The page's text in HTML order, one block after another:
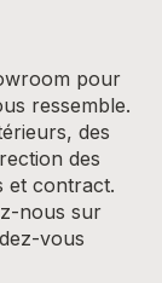
pour
ressemble.
des
des
et contract.
nous sur
vous